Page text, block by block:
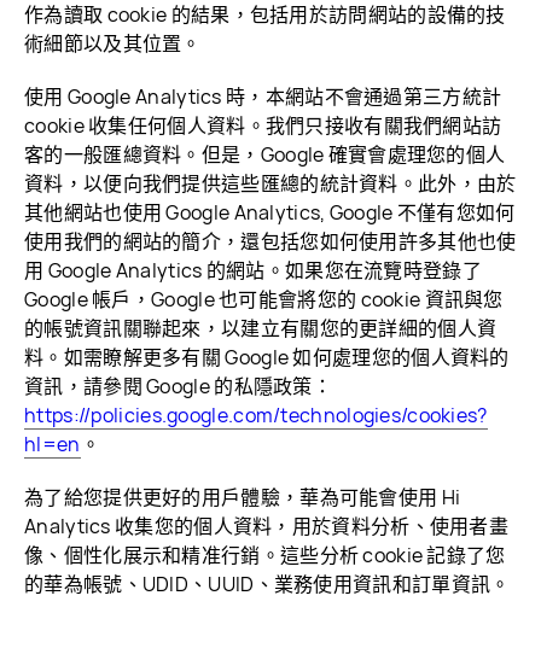
作為讀取 cookie 的結果，包括用於訪問網站的設備的技
術細節以及其位置。
使用 Google Analytics 時，本網站不會通過第三方統計
cookie 收集任何個人資料。我們只接收有關我們網站訪
客的一般匯總資料。但是，Google 確實會處理您的個人
資料，以便向我們提供這些匯總的統計資料。此外，由於
其他網站也使用 Google Analytics, Google 不僅有您如何
使用我們的網站的簡介，還包括您如何使用許多其他也使
用 Google Analytics 的網站。如果您在流覽時登錄了
Google 帳戶，Google 也可能會將您的 cookie 資訊與您
的帳號資訊關聯起來，以建立有關您的更詳細的個人資
料。如需瞭解更多有關 Google 如何處理您的個人資料的
資訊，請參閱 Google 的私隱政策：
https://policies.google.com/technologies/cookies?
hl=en 。
為了給您提供更好的用戶體驗，華為可能會使用 Hi
Analytics 收集您的個人資料，用於資料分析、使用者畫
像、個性化展示和精准行銷。這些分析 cookie 記錄了您
的華為帳號、UDID、UUID、業務使用資訊和訂單資訊。